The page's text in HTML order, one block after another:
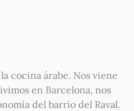
cocina árabe. Nos viene
en Barcelona, nos
del barrio del Raval.